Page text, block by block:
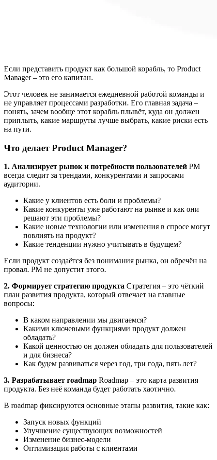
Если представить продукт как большой корабль, то Product
Manager – это его капитан.
Этот человек не занимается ежедневной работой команды и
не управляет процессами разработки. Его главная задача –
понять, зачем вообще этот корабль плывёт, куда он должен
приплыть, какие маршруты лучше выбрать, какие риски есть
на пути.
Что делает Product Manager?
1. Анализирует рынок и потребности пользователей PM
всегда следит за трендами, конкурентами и запросами
аудитории.
Какие у клиентов есть боли и проблемы?
Какие конкуренты уже работают на рынке и как они
решают эти проблемы?
Какие новые технологии или изменения в спросе могут
повлиять на продукт?
Какие тенденции нужно учитывать в будущем?
Если продукт создаётся без понимания рынка, он обречён на
провал. PM не допустит этого.
2. Формирует стратегию продукта Стратегия – это чёткий
план развития продукта, который отвечает на главные
вопросы:
В каком направлении мы двигаемся?
Какими ключевыми функциями продукт должен
обладать?
Какой ценностью он должен обладать для пользователей
и для бизнеса?
Как будем развиваться через год, три года, пять лет?
3. Разрабатывает roadmap Roadmap – это карта развития
продукта. Без неё команда будет работать хаотично.
В roadmap фиксируются основные этапы развития, такие как:
Запуск новых функций
Улучшение существующих возможностей
Изменение бизнес-модели
Оптимизация работы с клиентами